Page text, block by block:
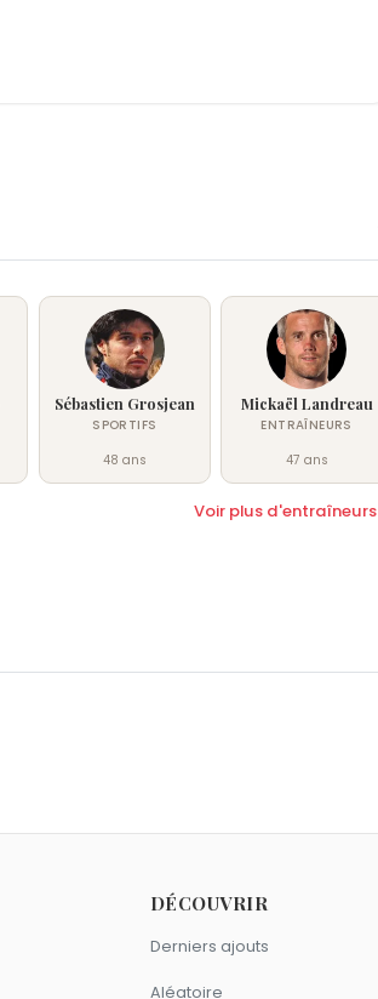
Sébastien Grosjean
SPORTIFS
48 ans
Mickaël Landreau
ENTRAÎNEURS
47 ans
Voir plus d'entraîneurs
DÉCOUVRIR
Derniers ajouts
Aléatoire